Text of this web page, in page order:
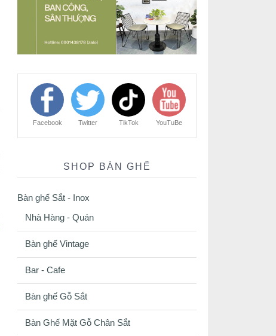
Facebook Twitter TikTok YouTuBe
SHOP BÀN GHẾ
Bàn ghế Sắt - Inox
Nhà Hàng - Quán
Bàn ghế Vintage
Bar - Cafe
Bàn ghế Gỗ Sắt
Bàn Ghế Mặt Gỗ Chân Sắt